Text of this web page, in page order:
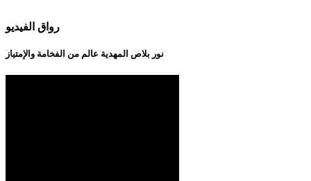
رواق الفيديو
نور بلاص المهدية عالم من الفخامة والإمتياز